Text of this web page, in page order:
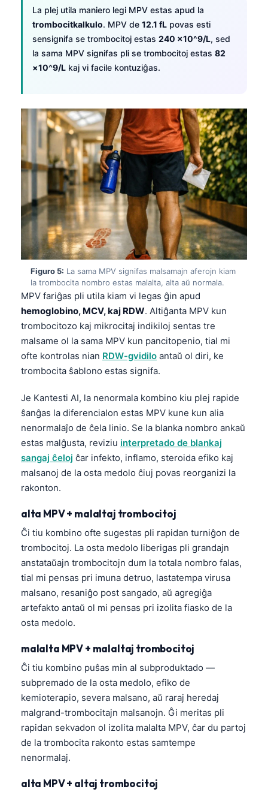
La plej utila maniero legi MPV estas apud la
trombocitkalkulo. MPV de 12.1 fL povas esti
sensignifa se trombocitoj estas 240 ×10^9/L, sed
la sama MPV signifas pli se trombocitoj estas 82
×10^9/L kaj vi facile kontuziĝas.
Figuro 5: La sama MPV signifas malsamajn aferojn kiam
la trombocita nombro estas malalta, alta aŭ normala.
MPV fariĝas pli utila kiam vi legas ĝin apud
hemoglobino, MCV, kaj RDW. Altiĝanta MPV kun
trombocitozo kaj mikrocitaj indikiloj sentas tre
malsame ol la sama MPV kun pancitopenio, tial mi
ofte kontrolas nian RDW-gvidilo antaŭ ol diri, ke
trombocita ŝablono estas signifa.
Je Kantesti AI, la nenormala kombino kiu plej rapide
ŝanĝas la diferencialon estas MPV kune kun alia
nenormalaĵo de ĉela linio. Se la blanka nombro ankaŭ
estas malĝusta, reviziu interpretado de blankaj
sangaj ĉeloj ĉar infekto, inflamo, steroida efiko kaj
malsanoj de la osta medolo ĉiuj povas reorganizi la
rakonton.
alta MPV + malaltaj trombocitoj
Ĉi tiu kombino ofte sugestas pli rapidan turniĝon de
trombocitoj. La osta medolo liberigas pli grandajn
anstataŭajn trombocitojn dum la totala nombro falas,
tial mi pensas pri imuna detruo, lastatempa virusa
malsano, resaniĝo post sangado, aŭ agregiĝa
artefakto antaŭ ol mi pensas pri izolita fiasko de la
osta medolo.
malalta MPV + malaltaj trombocitoj
Ĉi tiu kombino puŝas min al subproduktado —
subpremado de la osta medolo, efiko de
kemioterapio, severa malsano, aŭ raraj heredaj
malgrand-trombocitajn malsanojn. Ĝi meritas pli
rapidan sekvadon ol izolita malalta MPV, ĉar du partoj
de la trombocita rakonto estas samtempe
nenormalaj.
alta MPV + altaj trombocitoj